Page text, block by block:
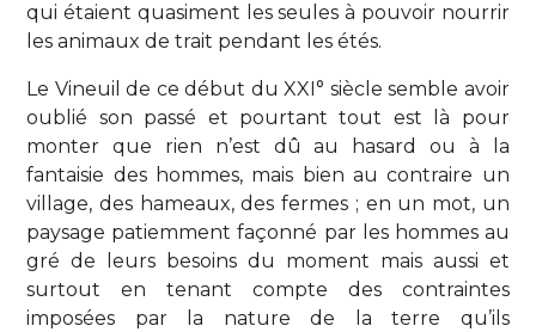
qui étaient quasiment les seules à pouvoir nourrir
les animaux de trait pendant les étés.
Le Vineuil de ce début du XXI° siècle semble avoir
oublié son passé et pourtant tout est là pour
monter que rien n’est dû au hasard ou à la
fantaisie des hommes, mais bien au contraire un
village, des hameaux, des fermes ; en un mot, un
paysage patiemment façonné par les hommes au
gré de leurs besoins du moment mais aussi et
surtout en tenant compte des contraintes
imposées par la nature de la terre qu’ils